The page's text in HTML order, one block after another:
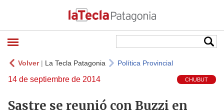
Volver| La Tecla Patagonia Política Provincial
14 de septiembre de 2014 CHUBUT
Sastre se reunió con Buzzi en